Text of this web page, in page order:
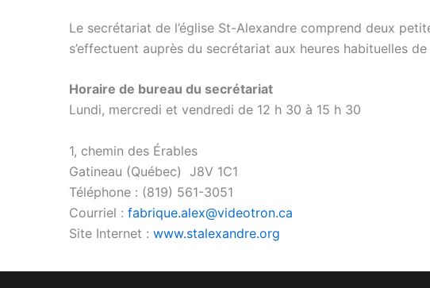
Le secrétariat de l’église St-Alexandre comprend deux
s’effectuent auprès du secrétariat aux heures habituelles
Horaire de bureau du secrétariat
Lundi, mercredi et vendredi de 12 h 30 à 15 h 30
1, chemin des Érables
Gatineau (Québec) J8V 1C1
Téléphone : (819) 561-3051
Courriel : fabrique.alex@videotron.ca
Site Internet : www.stalexandre.org